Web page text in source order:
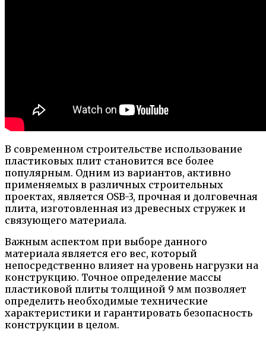
В современном строительстве использование
пластиковых плит становится все более
популярным. Одним из вариантов, активно
применяемых в различных строительных
проектах, является OSB-3, прочная и долговечная
плита, изготовленная из древесных стружек и
связующего материала.
Важным аспектом при выборе данного
материала является его вес, который
непосредственно влияет на уровень нагрузки на
конструкцию. Точное определение массы
пластиковой плиты толщиной 9 мм позволяет
определить необходимые технические
характеристики и гарантировать безопасность
конструкции в целом.